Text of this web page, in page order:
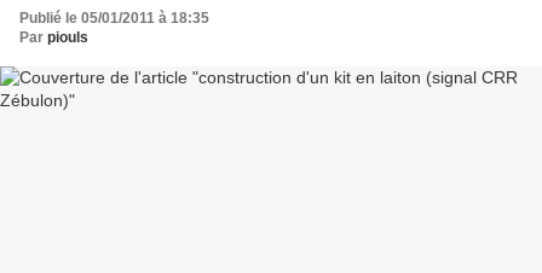
Publié le 05/01/2011 à 18:35
Par piouls